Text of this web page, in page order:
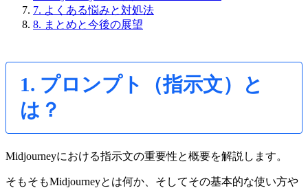
7. よくある悩みと対処法
8. まとめと今後の展望
1. プロンプト（指示文）と
は？
Midjourneyにおける指示文の重要性と概要を解説します。
そもそもMidjourneyとは何か、そしてその基本的な使い方や